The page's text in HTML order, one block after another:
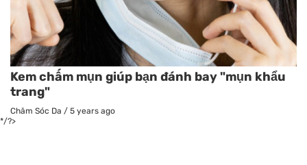
Kem chấm mụn giúp bạn đánh bay "mụn khẩu
trang"
Chăm Sóc Da / 5 years ago
*/?>